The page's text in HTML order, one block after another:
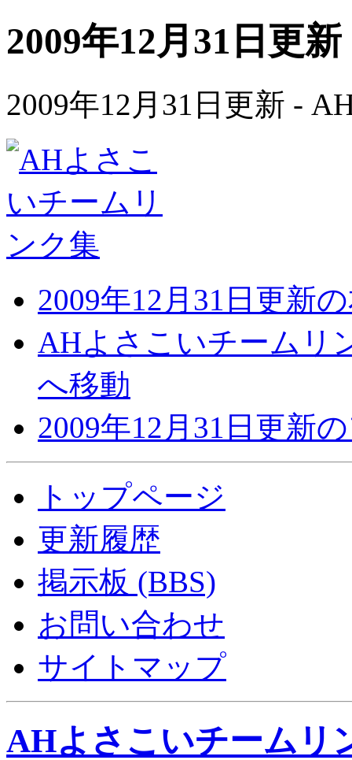
2009年12月31日更
2009年12月31日更新 -
2009年12月31日更新
AHよさこいチームリ
へ移動
2009年12月31日更新
トップページ
更新履歴
掲示板 (BBS)
お問い合わせ
サイトマップ
AHよさこいチームリ